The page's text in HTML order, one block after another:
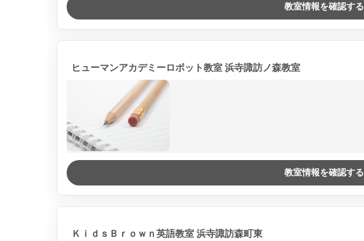
教室情報を確認する
ヒューマンアカデミーロボット教室 浜寺諏訪ノ森教室
教室情報を確認する
ＫｉｄｓＢｒｏｗｎ英語教室 浜寺諏訪森町東